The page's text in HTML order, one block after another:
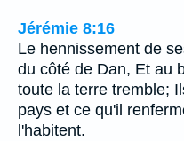
Jérémie 8:16
Le hennissement de
du côté de Dan, Et au
toute la terre tremble;
pays et ce qu'il
l'habitent.